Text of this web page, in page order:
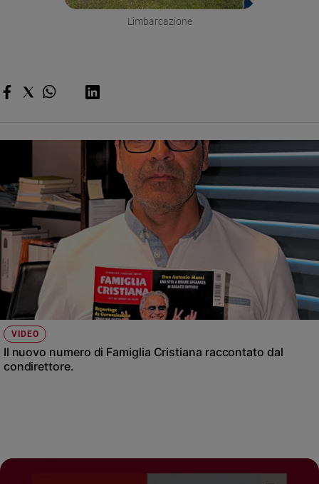
L'imbarcazione
VIDEO
Il nuovo numero di Famiglia Cristiana raccontato dal
condirettore.